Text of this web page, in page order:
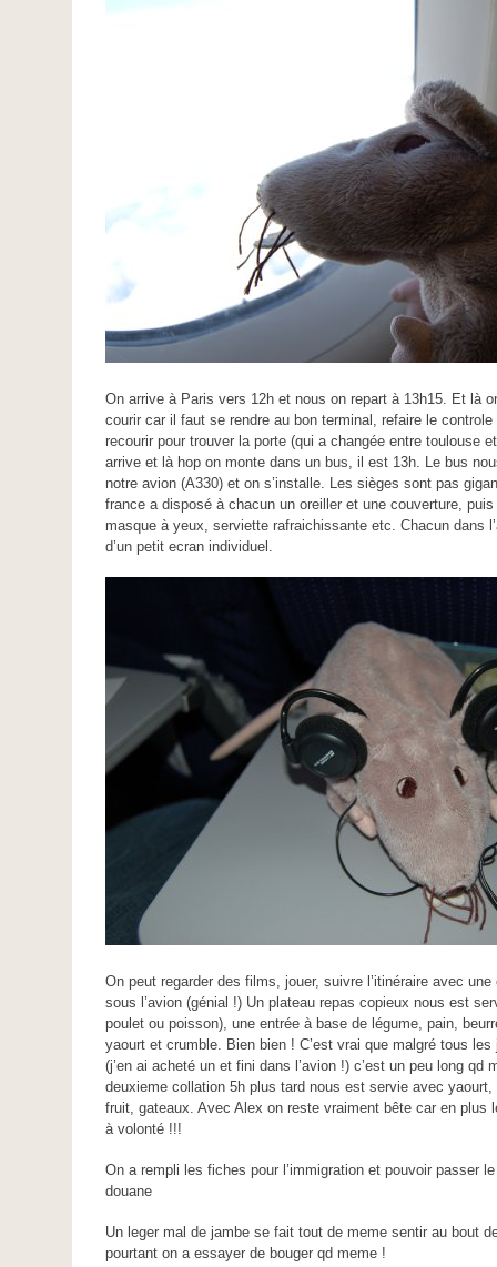
On arrive à Paris vers 12h et nous on repart à 13h15. Et là
courir car il faut se rendre au bon terminal, refaire le
recourir pour trouver la porte (qui a changée entre toulouse
arrive et là hop on monte dans un bus, il est 13h. Le bus
notre avion (A330) et on s’installe. Les sièges sont pas
france a disposé à chacun un oreiller et une couverture,
masque à yeux, serviette rafraichissante etc. Chacun dans
d’un petit ecran individuel.
On peut regarder des films, jouer, suivre l’itinéraire avec
sous l’avion (génial !) Un plateau repas copieux nous est
poulet ou poisson), une entrée à base de légume, pain,
yaourt et crumble. Bien bien ! C’est vrai que malgré tous
(j’en ai acheté un et fini dans l’avion !) c’est un peu long qd
deuxieme collation 5h plus tard nous est servie avec
fruit, gateaux. Avec Alex on reste vraiment bête car en plus
à volonté !!!
On a rempli les fiches pour l’immigration et pouvoir passer
douane
Un leger mal de jambe se fait tout de meme sentir au bout
pourtant on a essayer de bouger qd meme !